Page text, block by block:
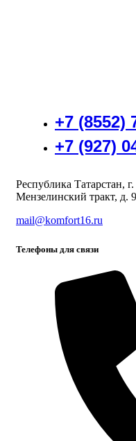
+7 (8552)
+7 (927)
Республика Татарстан,
Мензелинский тракт, д. 9
mail@komfort16.ru
Телефоны для связи